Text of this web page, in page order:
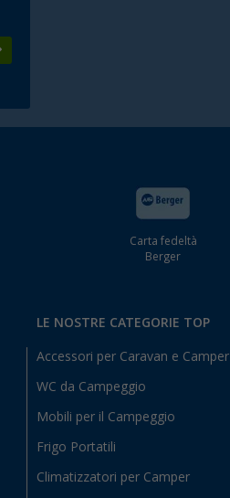
Carta fedeltà
Berger
LE NOSTRE CATEGORIE TOP
Accessori per Caravan e Camper
WC da Campeggio
Mobili per il Campeggio
Frigo Portatili
Climatizzatori per Camper